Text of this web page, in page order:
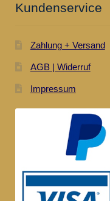
Kundenservice
Zahlung + Versand
AGB | Widerruf
Impressum